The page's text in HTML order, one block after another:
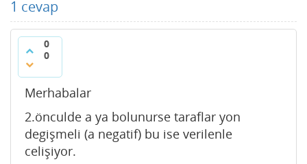
1 cevap
0
0
Merhabalar
2.önculde a ya bolunurse taraflar yon
degişmeli (a negatif) bu ise verilenle
celişiyor.